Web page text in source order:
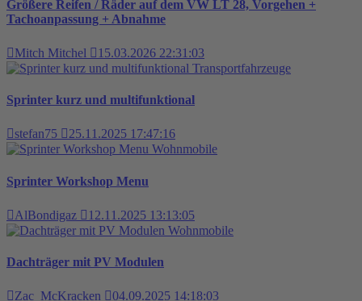
Größere Reifen / Räder auf dem VW LT 28, Vorgehen +
Tachoanpassung + Abnahme
Mitch Mitchel
15.03.2026 22:31:03
Transportfahrzeuge
Sprinter kurz und multifunktional
stefan75
25.11.2025 17:47:16
Wohnmobile
Sprinter Workshop Menu
AlBondigaz
12.11.2025 13:13:05
Wohnmobile
Dachträger mit PV Modulen
Zac_McKracken 04.09.2025 14:18:03